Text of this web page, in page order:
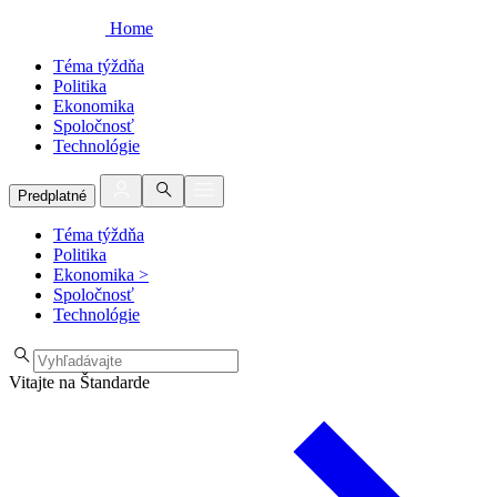
Home
Téma týždňa
Politika
Ekonomika
Spoločnosť
Technológie
Predplatné
Téma týždňa
Politika
Ekonomika >
Spoločnosť
Technológie
Vitajte na Štandarde